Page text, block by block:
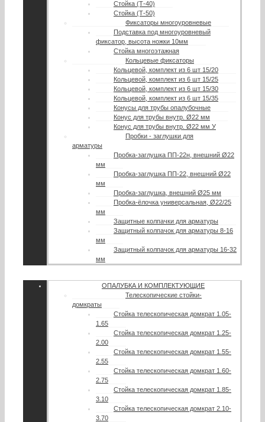
Стойка (Т-40)
Стойка (Т-50)
Фиксаторы многоуровневые
Подставка под многоуровневый
фиксатор, высота ножки 10мм
Стойка многоэтажная
Кольцевые фиксаторы
Кольцевой, комплект из 6 шт 15/20
Кольцевой, комплект из 6 шт 15/25
Кольцевой, комплект из 6 шт 15/30
Кольцевой, комплект из 6 шт 15/35
Конусы для трубы опалубочные
Конус для трубы внутр. Ø22 мм
Конус для трубы внутр. Ø22 мм У
Пробки - заглушки для
арматуры
Пробка-заглушка ПП-22н, внешний Ø22
мм
Пробка-заглушка ПП-22, внешний Ø22
мм
Пробка-заглушка, внешний Ø25 мм
Пробка-ёлочка универсальная, Ø22/25
мм
Защитные колпачки для арматуры
Защитный колпачок для арматуры 8-16
мм
Защитный колпачок для арматуры 16-32
мм
ОПАЛУБКА И КОМПЛЕКТУЮЩИЕ
Телескопические стойки-
домкраты
Стойка телескопическая домкрат 1.05-
1.65
Стойка телескопическая домкрат 1.25-
2.00
Стойка телескопическая домкрат 1.55-
2.55
Стойка телескопическая домкрат 1.60-
2.75
Стойка телескопическая домкрат 1.85-
3.10
Стойка телескопическая домкрат 2.10-
3.70